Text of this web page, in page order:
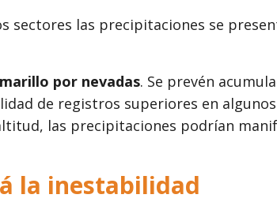
sectores las precipitaciones se
por nevadas. Se prevén
de registros superiores en
las precipitaciones podrían
la inestabilidad